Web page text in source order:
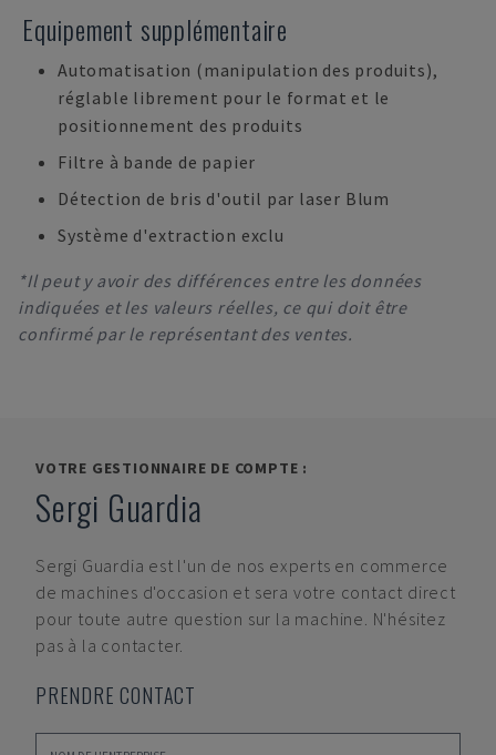
Equipement supplémentaire
Automatisation (manipulation des produits),
réglable librement pour le format et le
positionnement des produits
Filtre à bande de papier
Détection de bris d'outil par laser Blum
Système d'extraction exclu
*Il peut y avoir des différences entre les données
indiquées et les valeurs réelles, ce qui doit être
confirmé par le représentant des ventes.
VOTRE GESTIONNAIRE DE COMPTE :
Sergi Guardia
Sergi Guardia est l'un de nos experts en commerce
de machines d'occasion et sera votre contact direct
pour toute autre question sur la machine. N'hésitez
pas à la contacter.
PRENDRE CONTACT